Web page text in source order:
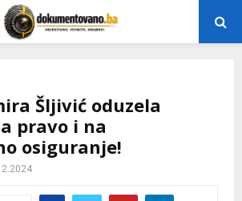
Šljivić oduzela
pravo i na
osiguranje!